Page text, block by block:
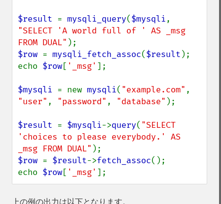
$result = mysqli_query($mysqli
"SELECT 'A world full of ' AS _msg
FROM DUAL"
$row = mysqli_fetch_assoc($result );
echo $row[ '_msg' ];
$mysqli = new mysqli( "example.com"
"user" , "password" , "database" );
$result = $mysqli->query( "SELECT
'choices to please everybody.' AS
_msg FROM DUAL"
$row = $result->fetch_assoc();
echo $row[ '_msg' ];
上の例の出力は以下となります。